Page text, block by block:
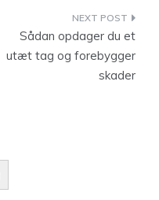
Sådan opdager du et
utæt tag og forebygger
skader